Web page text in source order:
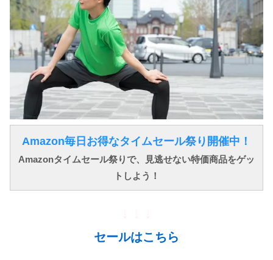
Amazon毎日お得なタイムセール祭り開催中！
Amazonタイムセール祭りで、見逃せない特価商品をゲッ
トしよう！
セールはこちら